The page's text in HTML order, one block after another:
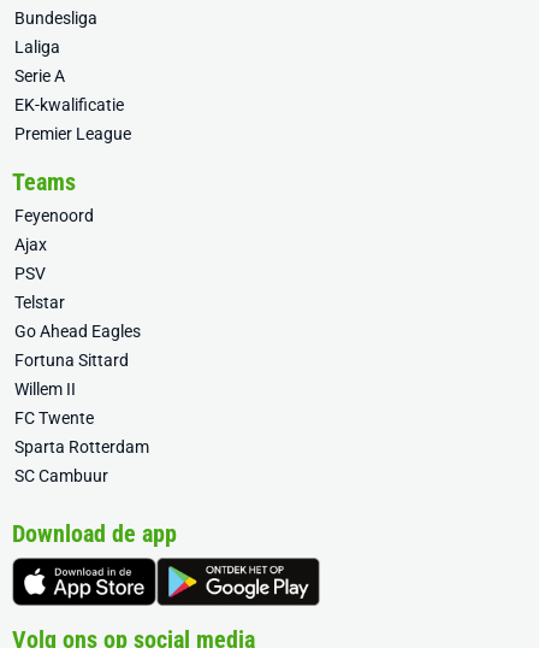
Bundesliga
Laliga
Serie A
EK-kwalificatie
Premier League
Teams
Feyenoord
Ajax
PSV
Telstar
Go Ahead Eagles
Fortuna Sittard
Willem II
FC Twente
Sparta Rotterdam
SC Cambuur
Download de app
Volg ons op social media